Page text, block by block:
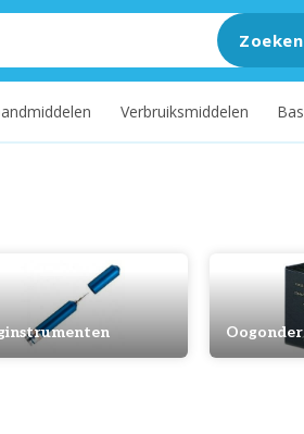
Zoeken
Verbruiksmiddelen